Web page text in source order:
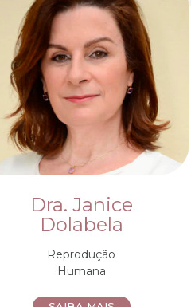
Dra. Janice
Dolabela
Reprodução
Humana